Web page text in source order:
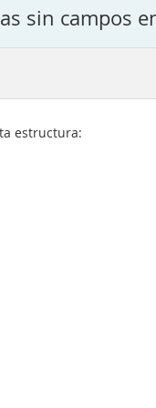
sin campos
estructura: